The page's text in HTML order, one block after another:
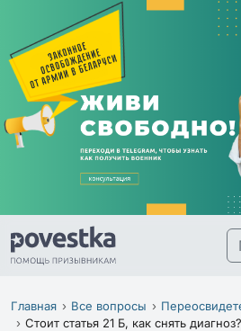
Главная Все вопросы
Стоит статья 21 Б, как снять диагноз?